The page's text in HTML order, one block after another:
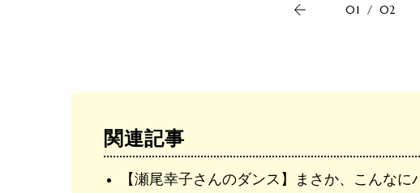
01 / 02
関連記事
【瀬尾幸子さんのダンス】まさか、こんな